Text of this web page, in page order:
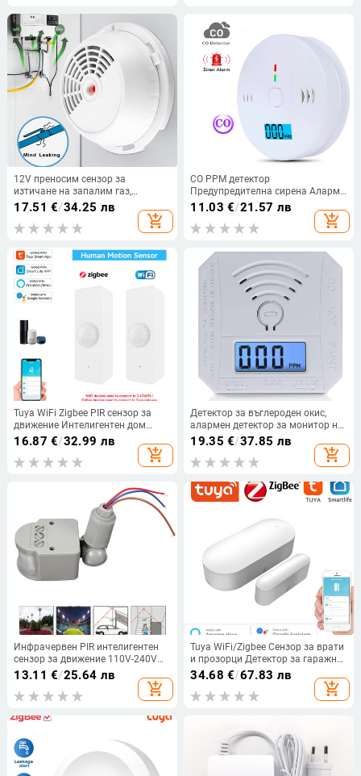
12V преносим сензор за
изтичане на запалим газ,
детектор, естествен пропан,
бутан, втечнен газ, аларма,
предупреждение за домашна
17.51 €/34.25 лв
add_shopping_cart
CO PPM детектор
Предупредителна сирена Аларма
Детектор за въглероден окис
85dB Звук с LCD индикатор
Безопасен сензор Защита на
11.03 €/21.57 лв
add_shopping_cart
Tuya WiFi Zigbee PIR сензор за
движение Интелигентен дом
Човешко тяло Инфрачервен
детектор Сигурност Smart Life
работи с Alexa Google Home
16.87 €/32.99 лв
add_shopping_cart
Детектор за въглероден окис,
алармен детектор за монитор на
CO, съответстващ на стандартите
UL 2034, сензор за CO
19.35 €/37.85 лв
add_shopping_cart
Инфрачервен PIR интелигентен
сензор за движение 110V-240V
12M сензорен детектор Стенен
контрол на превключвателя за
осветление 140-градусов сензор
сигурност
13.11 €/25.64 лв
add_shopping_cart
Tuya WiFi/Zigbee Сензор за врати
и прозорци Детектор за гаражни
врати Съвместим с Alexa Google
Home Smar tLife APP Безплатно
персонализирано ЛОГО
34.68 €/67.83 лв
add_shopping_cart